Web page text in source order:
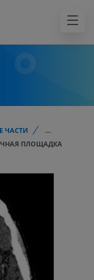
ЧАСТИ
...
ПЛОЩАДКА